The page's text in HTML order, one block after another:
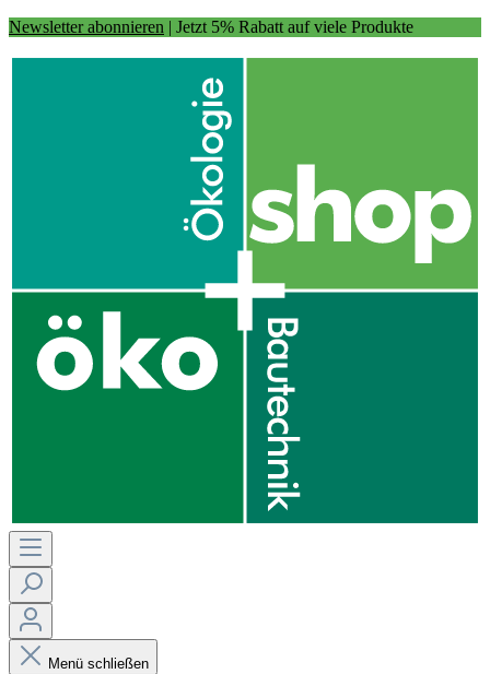
Newsletter abonnieren | Jetzt 5% Rabatt auf viele Produkte
Menü schließen